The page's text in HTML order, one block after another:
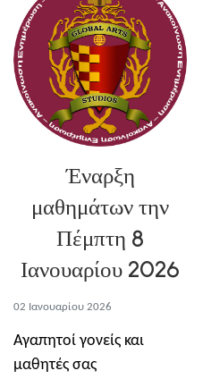
Έναρξη
μαθημάτων την
Πέμπτη 8
Ιανουαρίου 2026
02 Ιανουαρίου 2026
Αγαπητοί γονείς και
μαθητές σας